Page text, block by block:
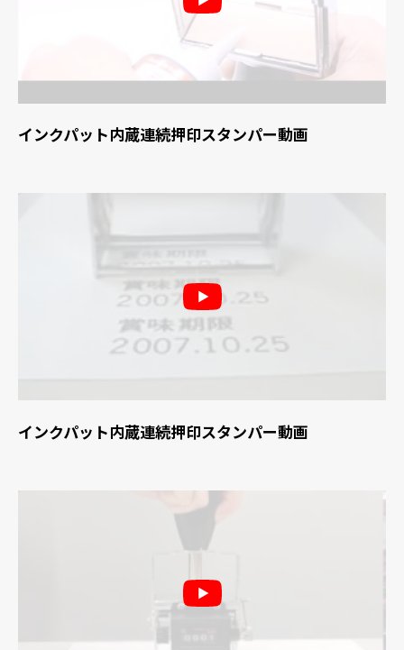
インクパット内蔵連続押印スタンパー動画
インクパット内蔵連続押印スタンパー動画